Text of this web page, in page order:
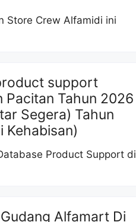
Store Crew Alfamidi ini
support
Pacitan Tahun 2026
Segera) Tahun
Kehabisan)
Product Support di
Alfamart Di